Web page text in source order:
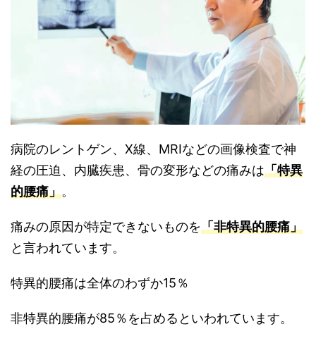
病院のレントゲン、X線、MRIなどの画像検査で神
経の圧迫、内臓疾患、骨の変形などの痛みは「特異
的腰痛」。
痛みの原因が特定できないものを「非特異的腰痛」
と言われています。
特異的腰痛は全体のわずか15％
非特異的腰痛が85％を占めるといわれています。